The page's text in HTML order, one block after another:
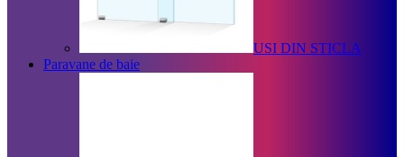
USI DIN STICLA
Paravane de baie